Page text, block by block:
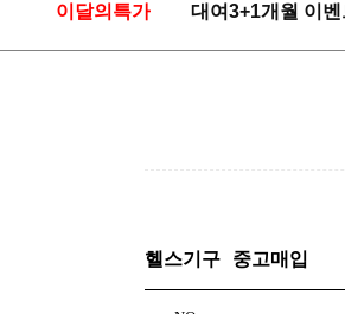
이달의특가 대여3+1개월 이벤
헬스기구 중고매입